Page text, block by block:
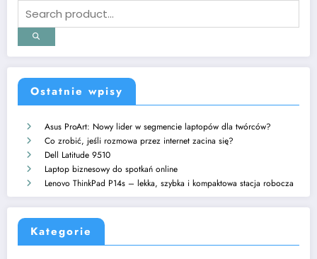
Ostatnie wpisy
Asus ProArt: Nowy lider w segmencie laptopów dla twórców?
Co zrobić, jeśli rozmowa przez internet zacina się?
Dell Latitude 9510
Laptop biznesowy do spotkań online
Lenovo ThinkPad P14s – lekka, szybka i kompaktowa stacja robocza
Kategorie